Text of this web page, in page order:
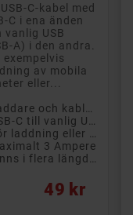
C-kabel med
C i ena änden
vanlig USB
A) i den andra.
exempelvis
av mobila
eller...
3 Ampere
49 kr